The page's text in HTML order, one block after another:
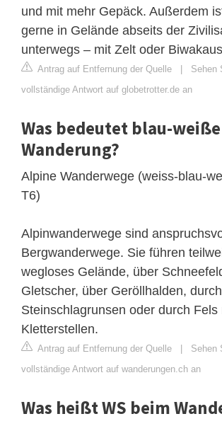
und mit mehr Gepäck. Außerdem
gerne in Gelände abseits der
unterwegs – mit Zelt oder
Antrag auf Entfernung der Quelle | Sehen
vollständige Antwort auf globetrotter.de an
Was bedeutet blau-weiße
Wanderung?
Alpine Wanderwege (weiss-blau-
T6)
Alpinwanderwege sind
Bergwanderwege. Sie führen
wegloses Gelände, über
Gletscher, über Geröllhalden, durch
Steinschlagrunsen oder durch Fels
Kletterstellen.
Antrag auf Entfernung der Quelle | Sehen
vollständige Antwort auf wanderungen.ch an
Was heißt WS beim